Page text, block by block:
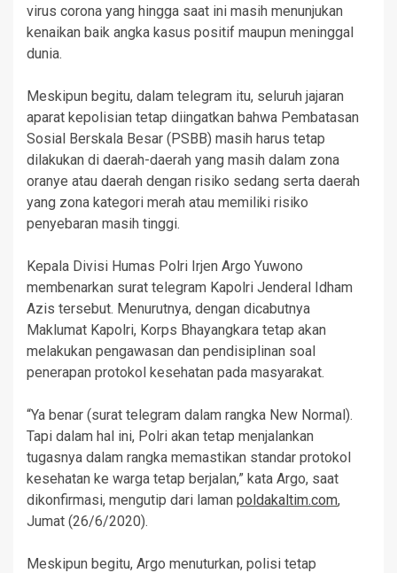
virus corona yang hingga saat ini masih menunjukan
kenaikan baik angka kasus positif maupun meninggal
dunia.
Meskipun begitu, dalam telegram itu, seluruh jajaran
aparat kepolisian tetap diingatkan bahwa Pembatasan
Sosial Berskala Besar (PSBB) masih harus tetap
dilakukan di daerah-daerah yang masih dalam zona
oranye atau daerah dengan risiko sedang serta daerah
yang zona kategori merah atau memiliki risiko
penyebaran masih tinggi.
Kepala Divisi Humas Polri Irjen Argo Yuwono
membenarkan surat telegram Kapolri Jenderal Idham
Azis tersebut. Menurutnya, dengan dicabutnya
Maklumat Kapolri, Korps Bhayangkara tetap akan
melakukan pengawasan dan pendisiplinan soal
penerapan protokol kesehatan pada masyarakat.
“Ya benar (surat telegram dalam rangka New Normal).
Tapi dalam hal ini, Polri akan tetap menjalankan
tugasnya dalam rangka memastikan standar protokol
kesehatan ke warga tetap berjalan,” kata Argo, saat
dikonfirmasi, mengutip dari laman poldakaltim.com,
Jumat (26/6/2020).
Meskipun begitu, Argo menuturkan, polisi tetap